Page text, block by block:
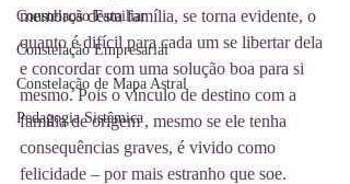
Constelação Familiar
Constelação Empresarial
Constelação de Mapa Astral
Pedagogia Sistêmica
membros desta família, se torna evidente, o
quanto é difícil para cada um se libertar dela
e concordar com uma solução boa para si
mesmo. Pois o vínculo de destino com a
família de origem , mesmo se ele tenha
consequências graves, é vivido como
felicidade – por mais estranho que soe.